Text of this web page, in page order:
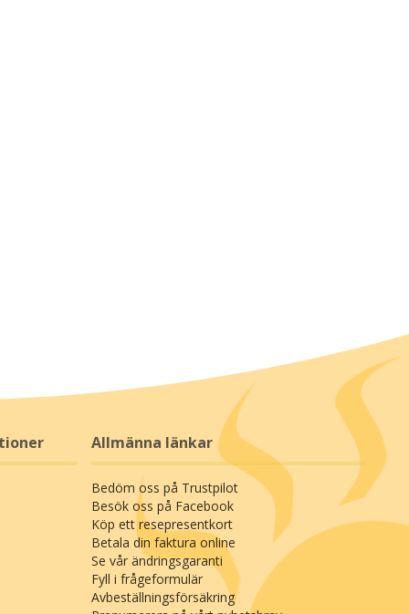
Allmänna länkar
Bedöm oss på Trustpilot
Besök oss på Facebook
Köp ett resepresentkort
Betala din faktura online
Se vår ändringsgaranti
Fyll i frågeformulär
Avbeställningsförsäkring